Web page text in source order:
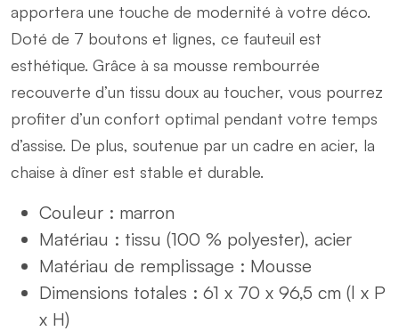
apportera une touche de modernité à votre déco.
Doté de 7 boutons et lignes, ce fauteuil est
esthétique. Grâce à sa mousse rembourrée
recouverte d’un tissu doux au toucher, vous pourrez
profiter d’un confort optimal pendant votre temps
d’assise. De plus, soutenue par un cadre en acier, la
chaise à dîner est stable et durable.
Couleur : marron
Matériau : tissu (100 % polyester), acier
Matériau de remplissage : Mousse
Dimensions totales : 61 x 70 x 96,5 cm (l x P
x H)